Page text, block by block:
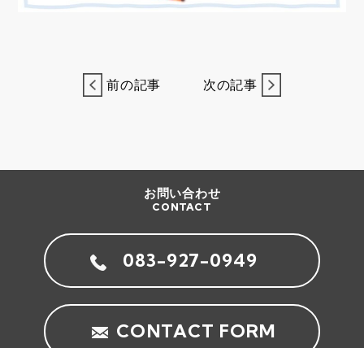
前の記事 次の記事
お問い合わせ
CONTACT
083-927-0949
CONTACT FORM